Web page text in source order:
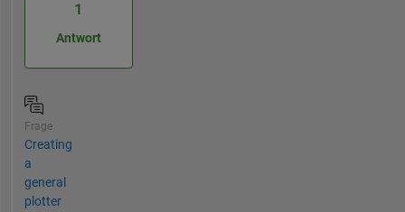
1
Antwort
Frage
Creating
a
general
plotter